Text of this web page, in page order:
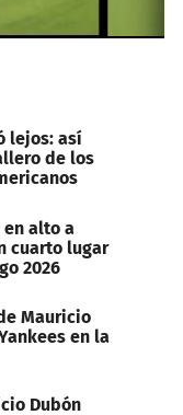
lejos: así
de los
en alto a
cuarto lugar
2026
Mauricio
en la
Dubón